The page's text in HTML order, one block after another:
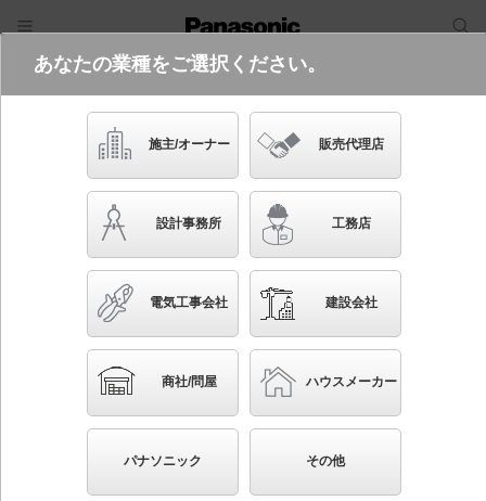
電気・建築設備（ビジネス）
フリーワード
品番・キーワード
かんたん照度計算
NNFL41200 LR9
天井直付型・壁直付型・据置取付型 LED（昼白色）
一体型LEDベースライト sBシリーズ低光束タイプ 連
続調光型調光タイプ（ライコン別売）／L1200タイプ
あなたの業種をご選択ください。
施主/オーナー 販売代理店
設計事務所 工務店
電気工事会社 建設会社
商社/問屋 ハウスメーカー
パナソニック その他